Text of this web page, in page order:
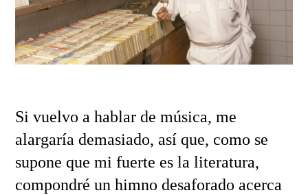
Si vuelvo a hablar de música, me
alargaría demasiado, así que, como se
supone que mi fuerte es la literatura,
compondré un himno desaforado acerca